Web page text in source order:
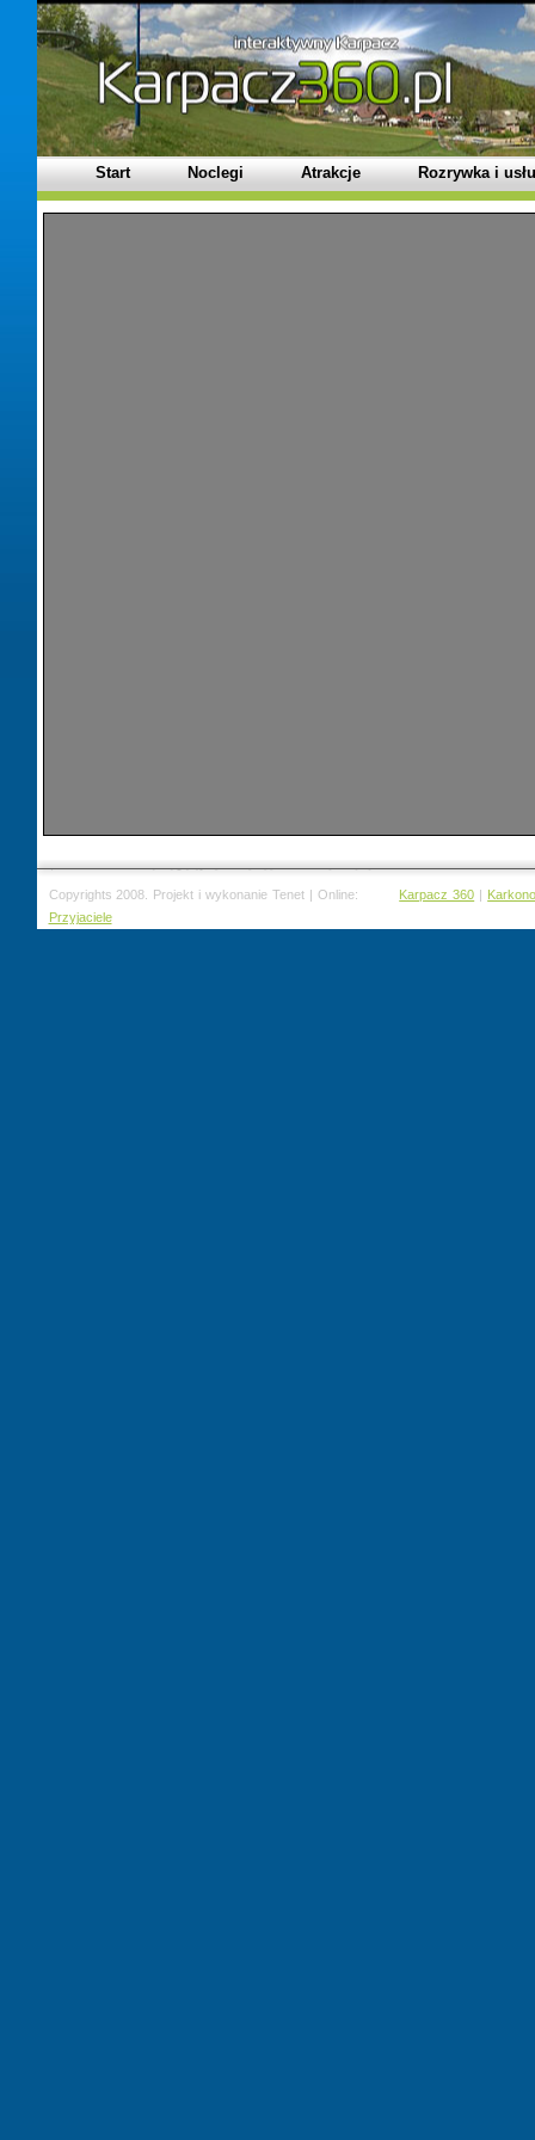
Start Noclegi Atrakcje Rozrywka i
Copyrights 2008. Projekt i wykonanie Tenet | Online: Karpacz 360 |
Przyjaciele